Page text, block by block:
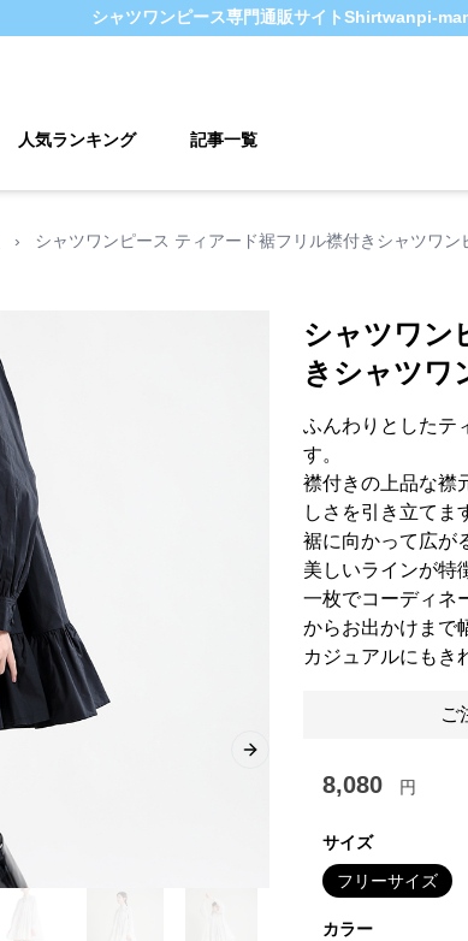
シャツワンピース専門通販サイトShirtwanpi-
人気ランキング 記事一覧
› シャツワンピース ティアード裾フリル襟付きシャツワン
Next slide
シャツワン
きシャツワ
ふんわりとしたテ
す。
襟付きの上品な襟
しさを引き立てま
裾に向かって広が
美しいラインが特
一枚でコーディネ
からお出かけまで
カジュアルにもき
ご
8,080 円
サイズ
フリーサイズ
カラー